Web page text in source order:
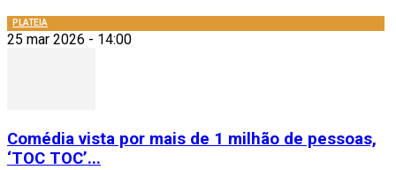
PLATEIA
25 mar 2026 - 14:00
Comédia vista por mais de 1 milhão de pessoas,
‘TOC TOC’...